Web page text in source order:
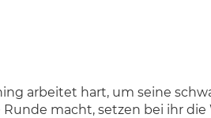
arbeitet hart, um seine
macht, setzen bei ihr